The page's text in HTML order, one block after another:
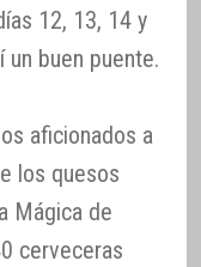
12, 13, 14 y
buen puente.
aficionados a
los quesos
Mágica de
cerveceras